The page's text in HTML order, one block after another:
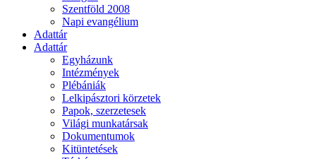
Szentföld 2008
Napi evangélium
Adattár
Adattár
Egyházunk
Intézmények
Plébániák
Lelkipásztori körzetek
Papok, szerzetesek
Világi munkatársak
Dokumentumok
Kitüntetések